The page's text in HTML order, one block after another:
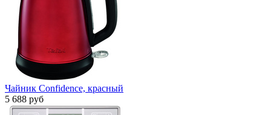
Чайник Confidence, красный
5 688 руб